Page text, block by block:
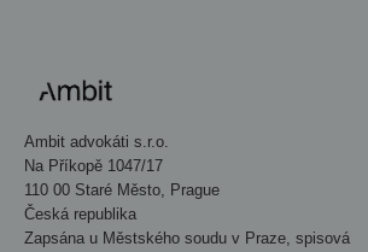
Ambit advokáti s.r.o.
Na Příkopě 1047/17
110 00 Staré Město, Prague
Česká republika
Zapsána u Městského soudu v Praze, spisová